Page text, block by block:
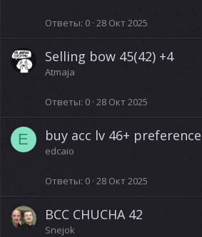
Ответы 0 28 Окт 2025
Selling bow 45(42) +4
Atmaja
Ответы 0 28 Окт 2025
E buy acc lv 46+
edcaio
Ответы 0 28 Окт 2025
BCC CHUCHA 42
Snejok